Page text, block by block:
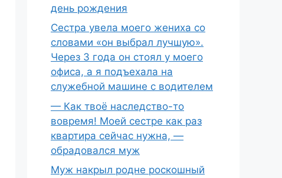
день рождения
Сестра увела моего жениха со
словами «он выбрал лучшую».
Через 3 года он стоял у моего
офиса, а я подъехала на
служебной машине с водителем
— Как твоё наследство-то
вовремя! Моей сестре как раз
квартира сейчас нужна, —
обрадовался муж
Муж накрыл родне роскошный